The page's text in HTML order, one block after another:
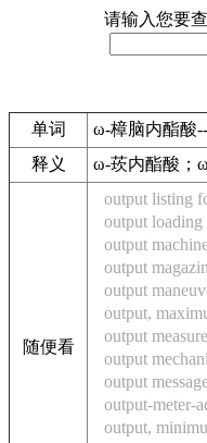
请输入您要
单词
ω-樟脑内酯酸
释义
ω-莰内酯酸；
随便看
output listing
output
output
output
output
output,
output
output
output
output-meter-
output,